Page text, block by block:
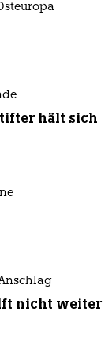
hält sich
nicht weiter